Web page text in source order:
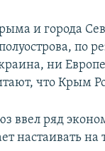
и города
по
ни
что Крым
ввел ряд
настаивать на